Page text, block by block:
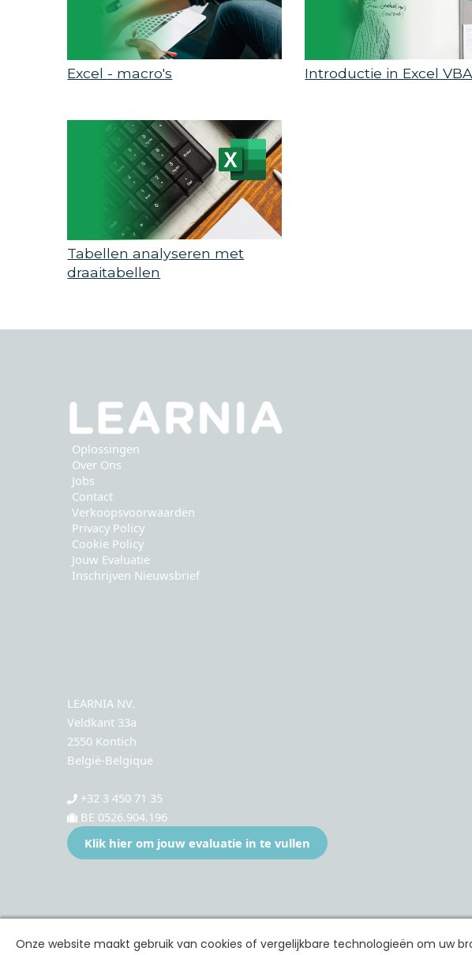
Excel - macro's Introductie in Excel VBA
Tabellen analyseren met
draaitabellen
Oplossingen
Over Ons
Jobs
Contact
Verkoopsvoorwaarden
Privacy Policy
Cookie Policy
Jouw Evaluatie
Inschrijven Nieuwsbrief
LEARNIA NV.
Veldkant 33a
2550 Kontich
België-Belgique
+32 3 450 71 35
BE 0526.904.196
Klik hier om jouw evaluatie in te vullen
Onze website maakt gebruik van cookies of vergelijkbare technologieën om uw